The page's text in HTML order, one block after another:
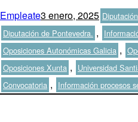
Autor
EmpleatePublicado
el
3 enero, 2025
Diputación de Pontevedra. ,
Oposiciones Autonómicas Galicia ,
Oposiciones Xunta , Universidad
Convocatoria , Información procesos